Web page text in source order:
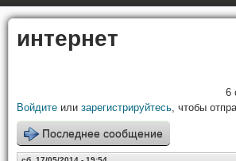
интернет
6
Войдите или зарегистрируйтесь, чтобы
Последнее сообщение